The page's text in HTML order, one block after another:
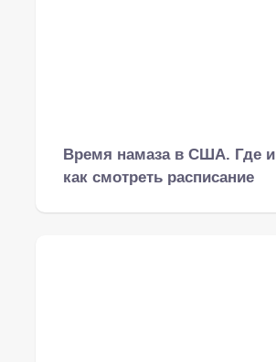
Время намаза в США. Где и
как смотреть расписание